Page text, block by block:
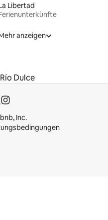
Libertad
anzeigen
Río Dulce
Inc.